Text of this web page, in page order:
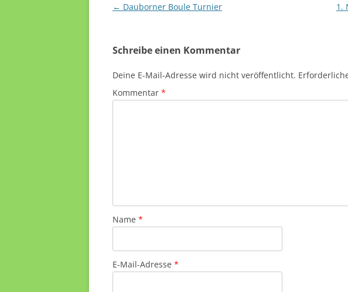
Beitragsnavigation
← Dauborner Boule Turnier 1.
Schreibe einen Kommentar
Deine E-Mail-Adresse wird nicht veröffentlicht.
Kommentar *
Name *
E-Mail-Adresse *